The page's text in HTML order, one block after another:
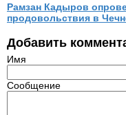
Рамзан Кадыров
продовольствия в
Добавить
Имя
Сообщение